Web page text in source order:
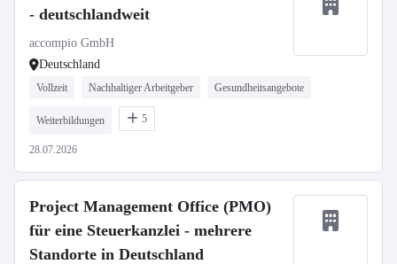
- deutschlandweit
accompio GmbH
Deutschland
Vollzeit Nachhaltiger Arbeitgeber Gesundheitsangebote
Weiterbildungen 5
28.07.2026
Project Management Office (PMO)
für eine Steuerkanzlei - mehrere
Standorte in Deutschland